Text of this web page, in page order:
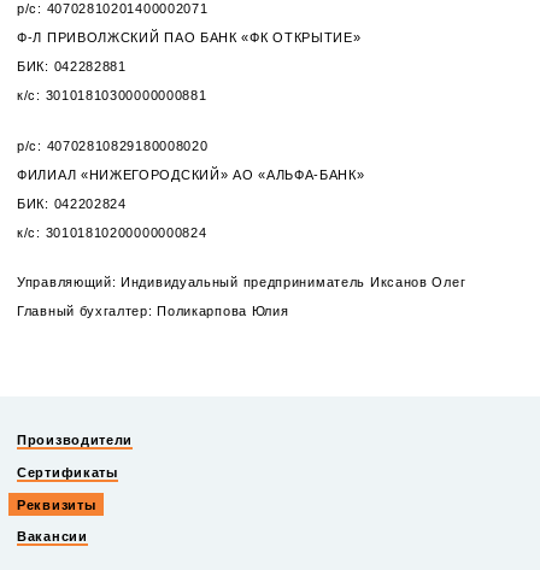
р/с: 40702810201400002071
Ф-Л ПРИВОЛЖСКИЙ ПАО БАНК «ФК ОТКРЫТИЕ»
БИК: 042282881
к/с: 30101810300000000881
р/с: 40702810829180008020
ФИЛИАЛ «НИЖЕГОРОДСКИЙ» АО «АЛЬФА-БАНК»
БИК: 042202824
к/с: 30101810200000000824
Управляющий: Индивидуальный предприниматель Иксанов Олег
Главный бухгалтер: Поликарпова Юлия
Производители
Сертификаты
Реквизиты
Вакансии